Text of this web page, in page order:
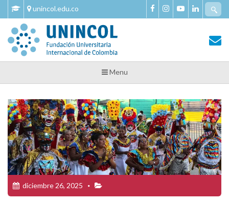
Skip
content
unincol.edu.co
Tu Salud y Bienestar
Tu Salud y Bienestar – Unincol
Menu
diciembre 26, 2025